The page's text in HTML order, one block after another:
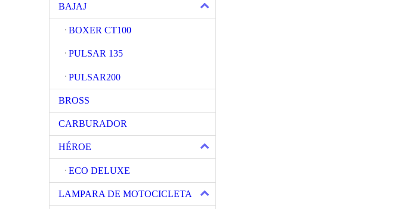
BAJAJ
BOXER CT100
PULSAR 135
PULSAR200
BROSS
CARBURADOR
HÉROE
ECO DELUXE
LAMPARA DE MOTOCICLETA